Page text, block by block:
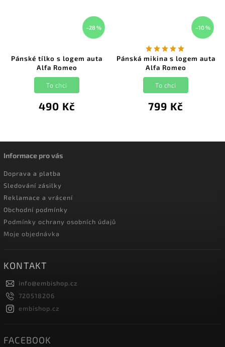
–28 %
Pánské tílko s logem auta
Alfa Romeo
490 Kč
To chci
–10 %
Pánská mikina s logem auta
Alfa Romeo
799 Kč
To chci
Informace pro vás
Doprava a platba
Sledování zásilky
Reklamace a vrácení
Obchodní podmínky
Podmínky ochrany osobních údajů
Moje objednávka
KONTAKT
info@embishop.cz
720518206
embishop.cz
FACEBOOK